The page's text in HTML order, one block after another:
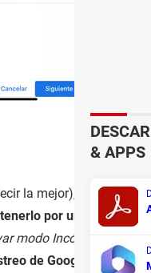
la mejor), pero eso no
por un momento
modo Incógnito
de Google Maps,
& APPS